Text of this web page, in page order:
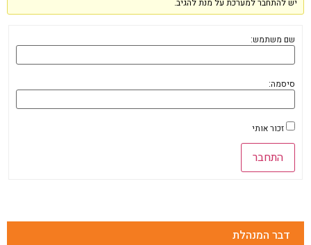
דבר המנהלת
יש להתחבר למערכת על מנת להגיב.
שם משתמש:
סיסמה:
זכור אותי
התחבר